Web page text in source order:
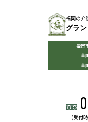
福岡の介
グラ
福岡
全
全
(受付